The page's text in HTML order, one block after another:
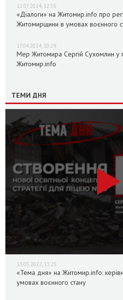
12.07.2024, 12:36
«Діалоги» на Житомир.info про
Житомирщини в умовах воєнного
17.04.2024, 10:29
Мер Житомира Сергій Сухомлин у
Житомир.info
ТЕМИ ДНЯ
13.05.2022, 13:25
«Тема дня» на Житомир.info:
умовах воєнного стану